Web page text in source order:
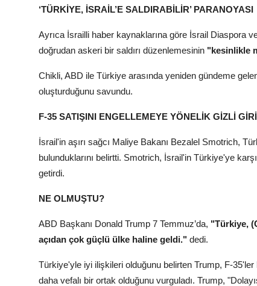
‘TÜRKİYE, İSRAİL’E SALDIRABİLİR’ PARANOYASI
Ayrıca İsrailli haber kaynaklarına göre İsrail Diaspora
doğrudan askeri bir saldırı düzenlemesinin "kesinlikle
Chikli, ABD ile Türkiye arasında yeniden gündeme
oluşturduğunu savundu.
F-35 SATIŞINI ENGELLEMEYE YÖNELİK GİZLİ
İsrail'in aşırı sağcı Maliye Bakanı Bezalel Smotrich,
bulunduklarını belirtti. Smotrich, İsrail'in Türkiye'ye
getirdi.
NE OLMUŞTU?
ABD Başkanı Donald Trump 7 Temmuz’da, "Türkiye,
açıdan çok güçlü ülke haline geldi." dedi.
Türkiye'yle iyi ilişkileri olduğunu belirten Trump, F-
daha vefalı bir ortak olduğunu vurguladı. Trump,